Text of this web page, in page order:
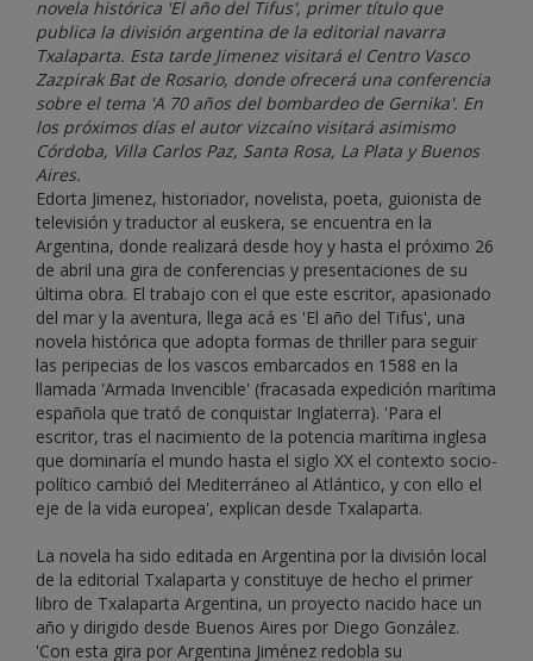
novela histórica 'El año del Tifus', primer título que
publica la división argentina de la editorial navarra
Txalaparta. Esta tarde Jimenez visitará el Centro Vasco
Zazpirak Bat de Rosario, donde ofrecerá una conferencia
sobre el tema 'A 70 años del bombardeo de Gernika'. En
los próximos días el autor vizcaíno visitará asimismo
Córdoba, Villa Carlos Paz, Santa Rosa, La Plata y Buenos
Aires.
Edorta Jimenez, historiador, novelista, poeta, guionista de
televisión y traductor al euskera, se encuentra en la
Argentina, donde realizará desde hoy y hasta el próximo 26
de abril una gira de conferencias y presentaciones de su
última obra. El trabajo con el que este escritor, apasionado
del mar y la aventura, llega acá es 'El año del Tifus', una
novela histórica que adopta formas de thriller para seguir
las peripecias de los vascos embarcados en 1588 en la
llamada 'Armada Invencible' (fracasada expedición marítima
española que trató de conquistar Inglaterra). 'Para el
escritor, tras el nacimiento de la potencia marítima inglesa
que dominaría el mundo hasta el siglo XX el contexto socio-
político cambió del Mediterráneo al Atlántico, y con ello el
eje de la vida europea', explican desde Txalaparta.
La novela ha sido editada en Argentina por la división local
de la editorial Txalaparta y constituye de hecho el primer
libro de Txalaparta Argentina, un proyecto nacido hace un
año y dirigido desde Buenos Aires por Diego González.
'Con esta gira por Argentina Jiménez redobla su